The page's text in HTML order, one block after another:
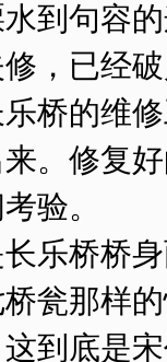
句容的
，已经
乐桥的维
。修复
验。
桥桥身
瓮那样
到底是